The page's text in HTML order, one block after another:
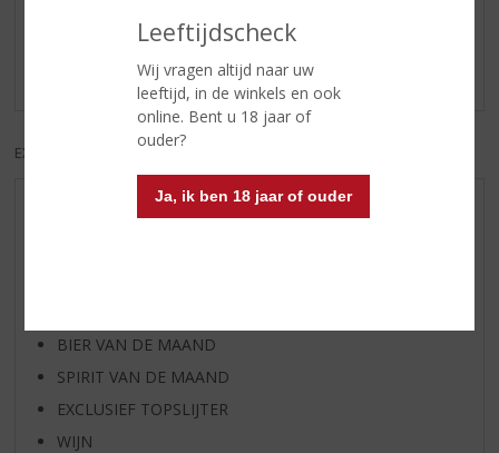
Leeftijdscheck
Wij vragen altijd naar uw
leeftijd, in de winkels en ook
online. Bent u 18 jaar of
ouder?
Ja, ik ben 18 jaar of ouder
Schrijf een review
Er zijn nog geen reviews geplaatst voor dit product
EXCL. BTW
AANBIEDINGEN
BIER VAN DE MAAND
SPIRIT VAN DE MAAND
EXCLUSIEF TOPSLIJTER
WIJN